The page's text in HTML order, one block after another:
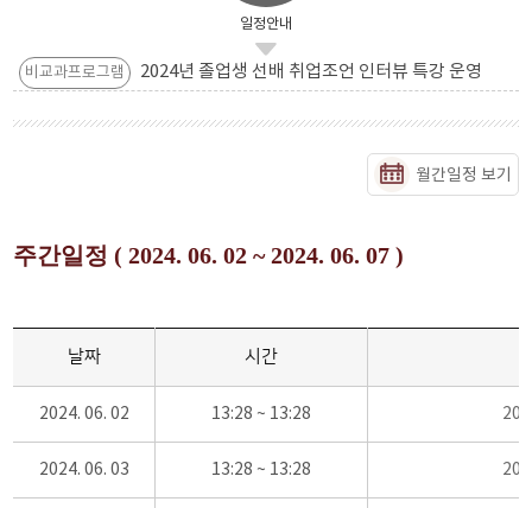
일정안내
비교과프로그램 2024년 졸업생 선배 취업조언 인터뷰 특강 운영
월간일정 보기
주간일정 ( 2024. 06. 02 ~ 2024. 06. 07 )
날짜 시간
2024. 06. 02 13:28 ~ 13:28
2024. 06. 03 13:28 ~ 13:28